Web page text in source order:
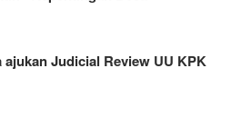
ajukan Judicial Review UU KPK